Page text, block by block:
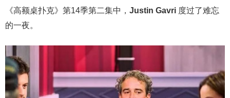
《高额桌扑克》第14季第二集中， Justin Gavri 度过了难忘
的一夜。